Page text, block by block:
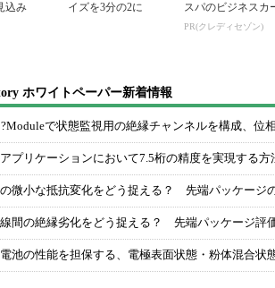
込み
イズを3分の2に
スパのビジネスカ
ド」
PR(クレディセゾン)
ホワイトペーパー新着情報
で状態監視用の絶縁チャンネルを構成、位
プリケーションにおいて7.5桁の精度を実現する方
微小な抵抗変化をどう捉える？ 先端パッケージ
間の絶縁劣化をどう捉える？ 先端パッケージ評
池の性能を担保する、電極表面状態・粉体混合状